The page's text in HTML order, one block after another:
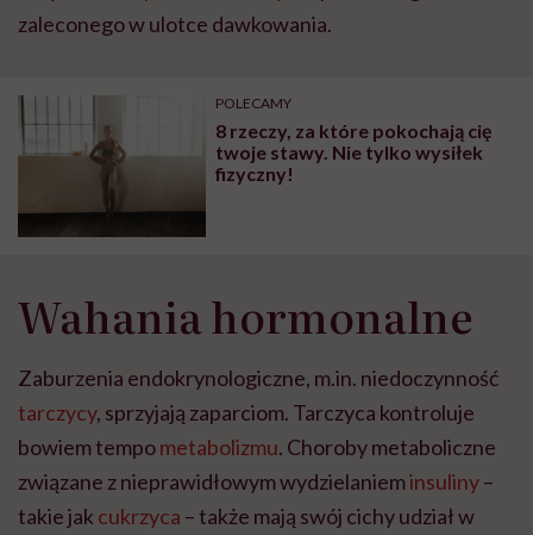
zaleconego w ulotce dawkowania.
POLECAMY
8 rzeczy, za które pokochają cię
twoje stawy. Nie tylko wysiłek
fizyczny!
Wahania hormonalne
Zaburzenia endokrynologiczne, m.in. niedoczynność
tarczycy, sprzyjają zaparciom. Tarczyca kontroluje
bowiem tempometabolizmu. Choroby metaboliczne
związane z nieprawidłowym wydzielanieminsuliny–
takie jak cukrzyca – także mają swój cichy udział w